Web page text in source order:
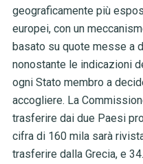
geograficamente più
europei, con un
basato su quote messe a
nonostante le indicazioni
ogni Stato membro a
accogliere. La
trasferire dai due Paesi
cifra di 160 mila sarà
trasferire dalla Grecia, e